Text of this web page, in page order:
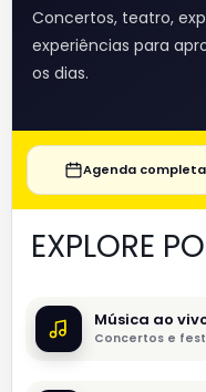
Concertos, teatro,
experiências para
os dias.
Agenda completa
EXPLORE
Música ao
Concertos e